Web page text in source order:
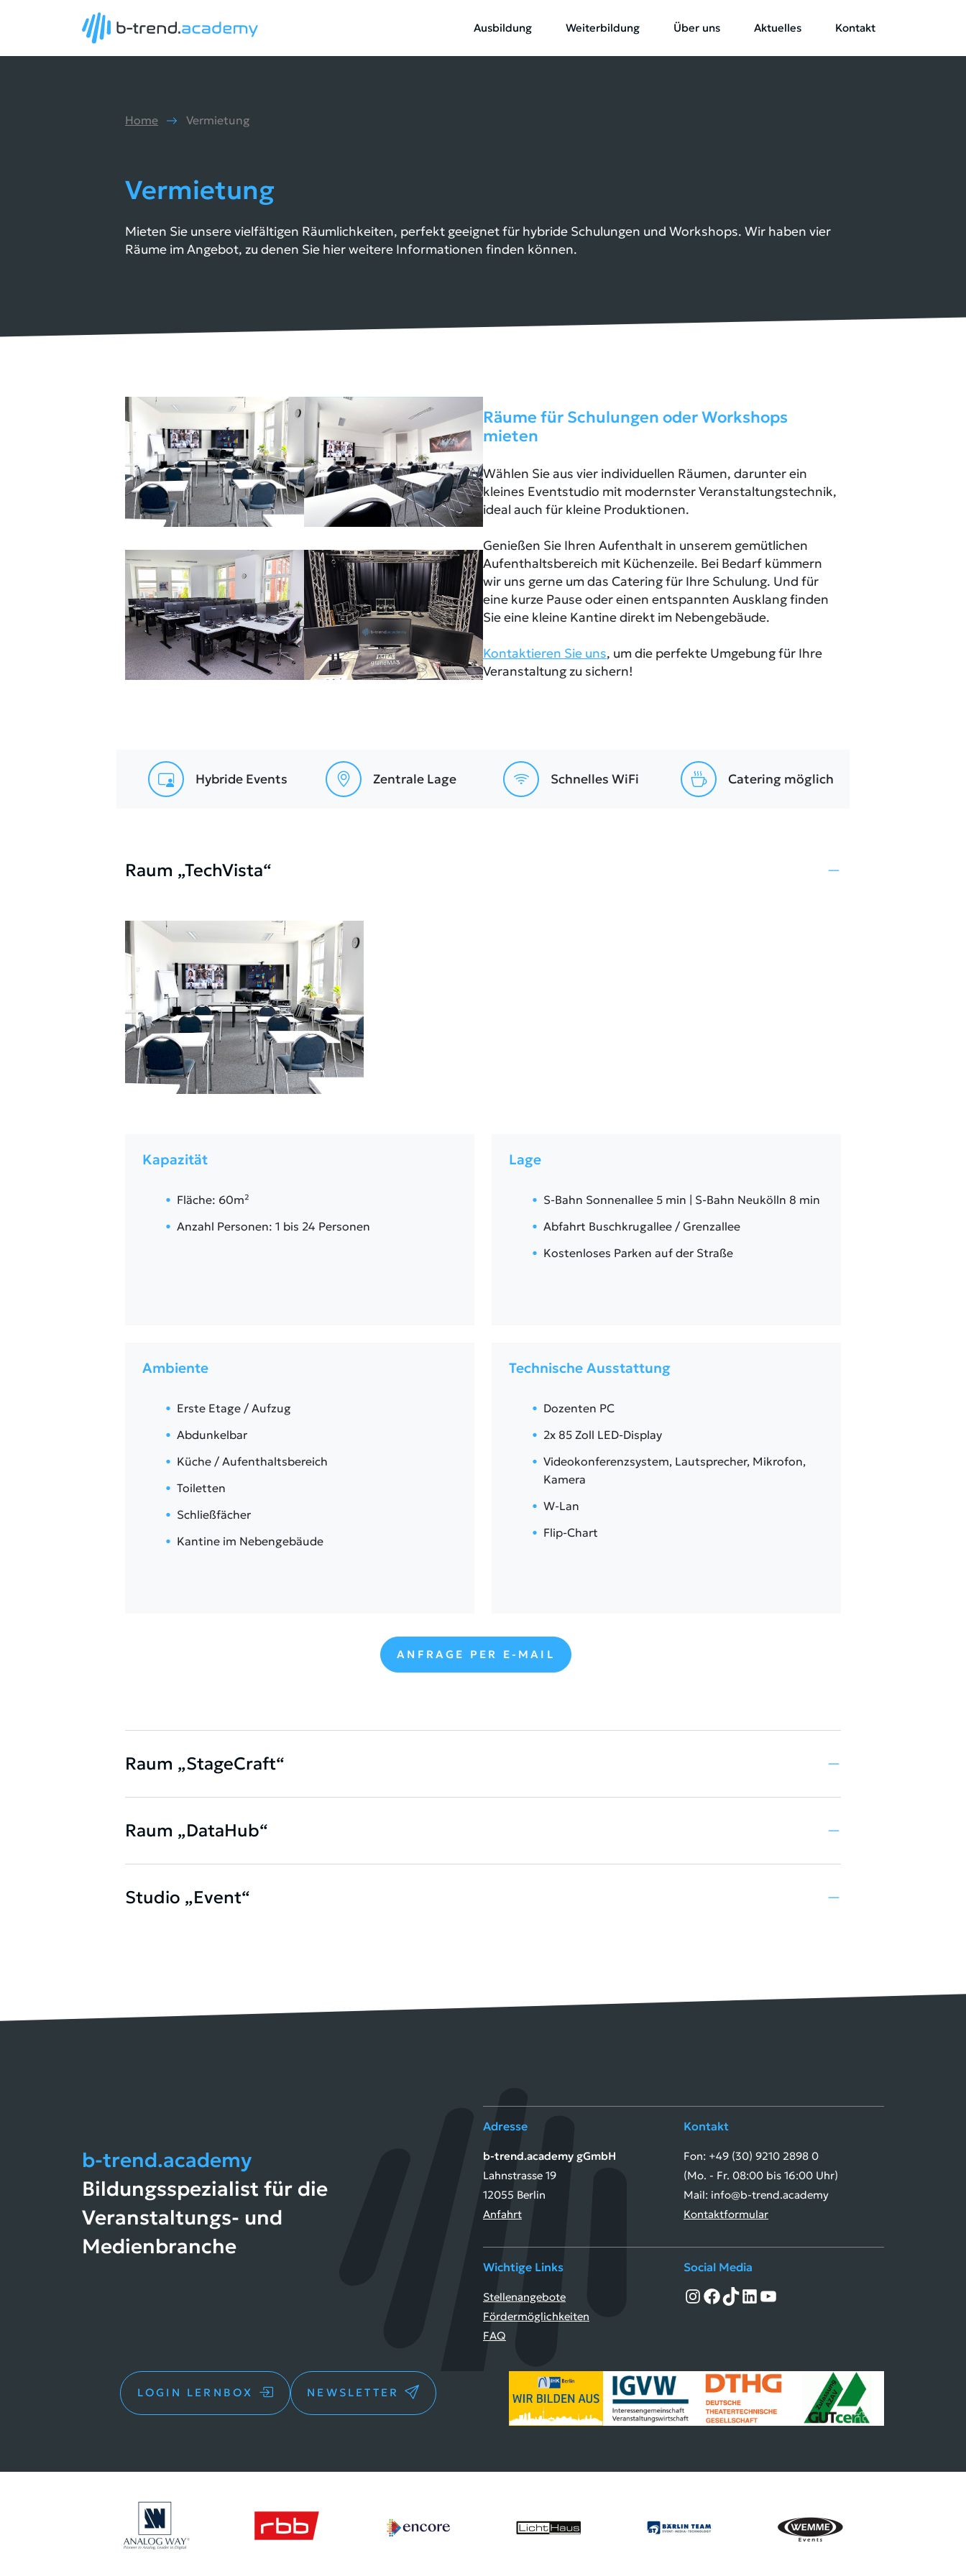
Ausbildung Weiterbildung Über uns Aktuelles Kontakt
Home Vermietung
Vermietung
Mieten Sie unsere vielfältigen Räumlichkeiten, perfekt geeignet für hybride Schulungen und Workshops. Wir haben vier
Räume im Angebot, zu denen Sie hier weitere Informationen finden können.
Räume für Schulungen oder Workshops
mieten
Wählen Sie aus vier individuellen Räumen, darunter ein
kleines Eventstudio mit modernster Veranstaltungstechnik,
ideal auch für kleine Produktionen.
Genießen Sie Ihren Aufenthalt in unserem gemütlichen
Aufenthaltsbereich mit Küchenzeile. Bei Bedarf kümmern
wir uns gerne um das Catering für Ihre Schulung. Und für
eine kurze Pause oder einen entspannten Ausklang finden
Sie eine kleine Kantine direkt im Nebengebäude.
Kontaktieren Sie uns, um die perfekte Umgebung für Ihre
Veranstaltung zu sichern!
Hybride Events Zentrale Lage Schnelles WiFi Catering möglich
Raum „TechVista“
Kapazität
Fläche: 60m²
Anzahl Personen: 1 bis 24 Personen
Lage
S-Bahn Sonnenallee 5 min | S-Bahn Neukölln 8 min
Abfahrt Buschkrugallee / Grenzallee
Kostenloses Parken auf der Straße
Ambiente
Erste Etage / Aufzug
Abdunkelbar
Küche / Aufenthaltsbereich
Toiletten
Schließfächer
Kantine im Nebengebäude
Technische Ausstattung
Dozenten PC
2x 85 Zoll LED-Display
Videokonferenzsystem, Lautsprecher, Mikrofon,
Kamera
W-Lan
Flip-Chart
ANFRAGE PER E-MAIL
Raum „StageCraft“
Raum „DataHub“
Studio „Event“
b-trend.academy
Bildungsspezialist für die
Veranstaltungs- und
Medienbranche
Adresse
b-trend.academy gGmbH
Lahnstrasse 19
12055 Berlin
Anfahrt
Wichtige Links
Stellenangebote
Fördermöglichkeiten
FAQ
Kontakt
Fon: +49 (30) 9210 2898 0
(Mo. - Fr. 08:00 bis 16:00 Uhr)
Mail: info@b-trend.academy
Kontaktformular
Social Media
Instagram
Facebook
TikTokLinkedInYouTube
LOGIN LERNBOX NEWSLETTER